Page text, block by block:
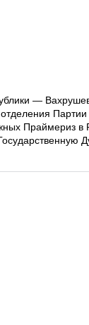
—
Праймериз в